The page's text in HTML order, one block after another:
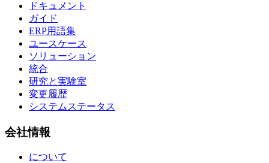
ドキュメント
ガイド
ERP用語集
ユースケース
ソリューション
統合
研究と実験室
変更履歴
システムステータス
会社情報
について